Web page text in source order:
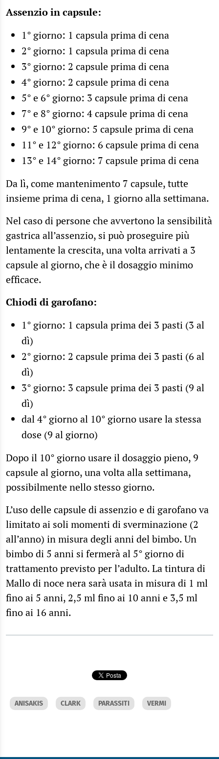
Assenzio in capsule:
1° giorno: 1 capsula prima di cena
2° giorno: 1 capsula prima di cena
3° giorno: 2 capsule prima di cena
4° giorno: 2 capsule prima di cena
5° e 6° giorno: 3 capsule prima di cena
7° e 8° giorno: 4 capsule prima di cena
9° e 10° giorno: 5 capsule prima di cena
11° e 12° giorno: 6 capsule prima di cena
13° e 14° giorno: 7 capsule prima di cena
Da lì, come mantenimento 7 capsule, tutte
insieme prima di cena, 1 giorno alla settimana.
Nel caso di persone che avvertono la sensibilità
gastrica all’assenzio, si può proseguire più
lentamente la crescita, una volta arrivati a 3
capsule al giorno, che è il dosaggio minimo
efficace.
Chiodi di garofano:
1° giorno: 1 capsula prima dei 3 pasti (3 al
dì)
2° giorno: 2 capsule prima dei 3 pasti (6 al
dì)
3° giorno: 3 capsule prima dei 3 pasti (9 al
dì)
dal 4° giorno al 10° giorno usare la stessa
dose (9 al giorno)
Dopo il 10° giorno usare il dosaggio pieno, 9
capsule al giorno, una volta alla settimana,
possibilmente nello stesso giorno.
L’uso delle capsule di assenzio e di garofano va
limitato ai soli momenti di sverminazione (2
all’anno) in misura degli anni del bimbo. Un
bimbo di 5 anni si fermerà al 5° giorno di
trattamento previsto per l’adulto. La tintura di
Mallo di noce nera sarà usata in misura di 1 ml
fino ai 5 anni, 2,5 ml fino ai 10 anni e 3,5 ml
fino ai 16 anni.
ANISAKIS CLARK PARASSITI VERMI